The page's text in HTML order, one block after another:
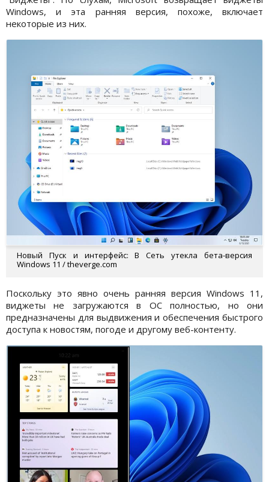
Windows, и эта ранняя версия, похоже, включает
некоторые из них.
Новый Пуск и интерфейс: В Сеть утекла бета-версия
Windows 11 / theverge.com
Поскольку это явно очень ранняя версия Windows 11,
виджеты не загружаются в ОС полностью, но они
предназначены для выдвижения и обеспечения быстрого
доступа к новостям, погоде и другому веб-контенту.